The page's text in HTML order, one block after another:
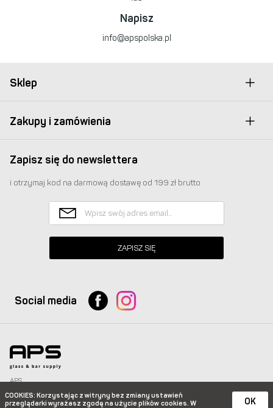
COOKIES: Korzystając z witryny bez zmiany ustawień
przeglądarki wyrażasz zgodę na użycie plików cookies. W
OK
Napisz
info@apspolska.pl
Sklep
Zakupy i zamówienia
Zapisz się do newslettera
i otrzymaj kod na darmową dostawę od 199 zł brutto
ZAPISZ SIĘ
Social media
APS
Glass & Bar Supply Sp. z o.o. wszystkie prawa zastrzeżone.
info@apspolska.pl|Mapa strony| Infolinia:+48 668 233 574| +48 22 851 92 22